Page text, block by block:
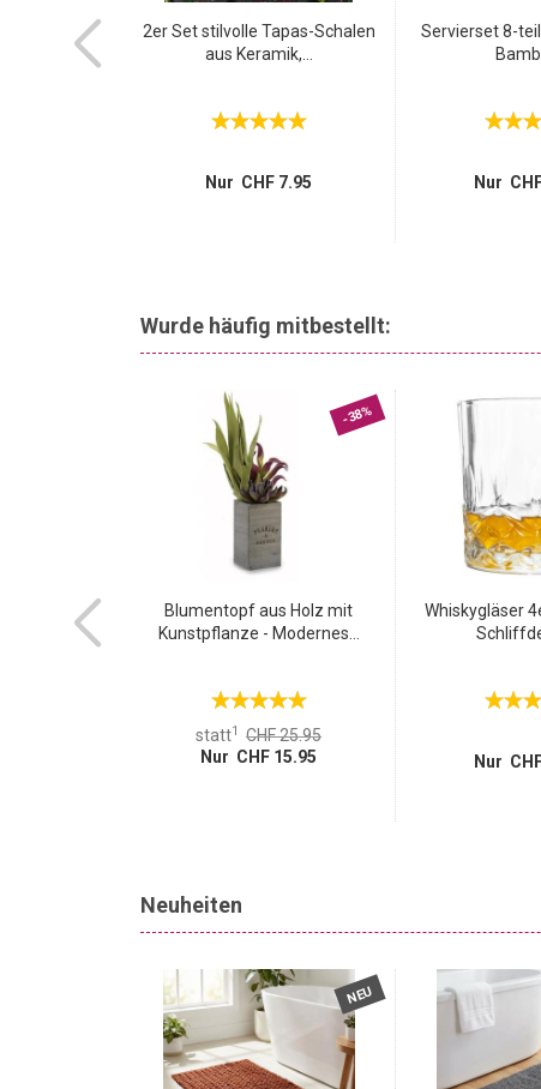
2er Set stilvolle Tapas-Schalen
aus Keramik,...
Nur CHF 7.95
Servierset 8-
Nur
Wurde häufig mitbestellt:
-38%
Blumentopf aus Holz mit
Kunstpflanze - Modernes...
statt1
CHF 25.95
Nur CHF 15.95
Whiskygläser
Nur
Neuheiten
NEU